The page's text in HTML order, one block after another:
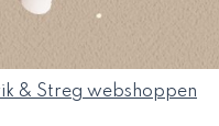
& Streg webshoppen